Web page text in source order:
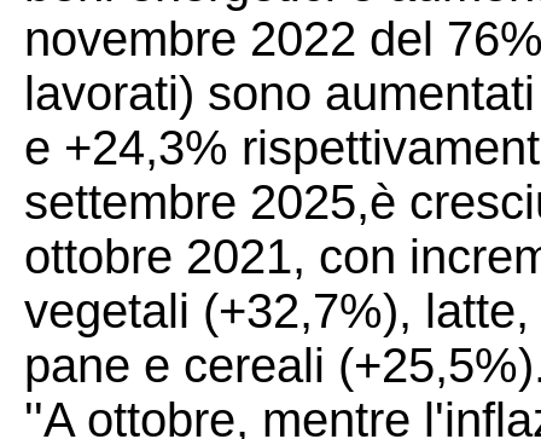
novembre 2022 del
lavorati) sono
e +24,3%
settembre 2025,è
ottobre 2021, con
vegetali (+32,7%),
pane e cereali
''A ottobre, mentre